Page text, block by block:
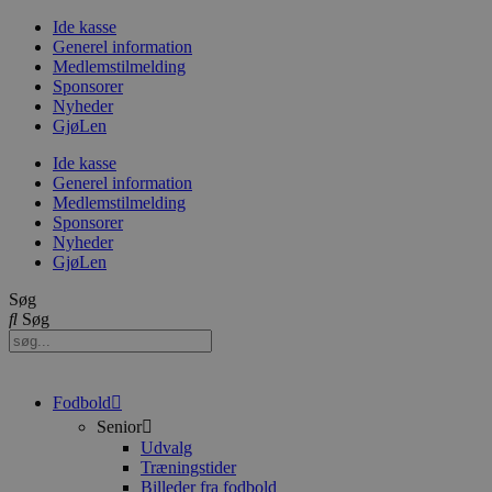
Videre
indhold
Ide kasse
Generel information
Medlemstilmelding
Sponsorer
Nyheder
GjøLen
Ide kasse
Generel information
Medlemstilmelding
Sponsorer
Nyheder
GjøLen
Søg
Søg
Fodbold
Senior
Udvalg
Træningstider
Billeder fra fodbold